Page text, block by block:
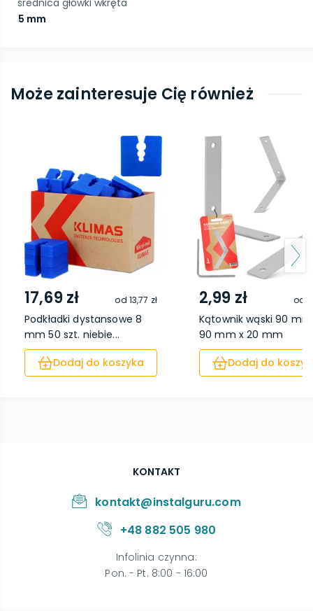
średnica główki wkręta
5 mm
Może zainteresuje Cię również
17,69 zł od 13,77 zł
Podkładki dystansowe 8
mm 50 szt. niebie...
Dodaj do koszyka
2,99 zł od
Kątownik wąski 90
90 mm x 20 mm
Dodaj do
KONTAKT
kontakt@instalguru.com
+48 882 505 980
Infolinia czynna:
Pon. - Pt. 8:00 - 16:00